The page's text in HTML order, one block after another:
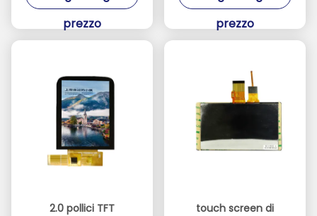
prezzo
prezzo
2.0 pollici TFT
touch screen di